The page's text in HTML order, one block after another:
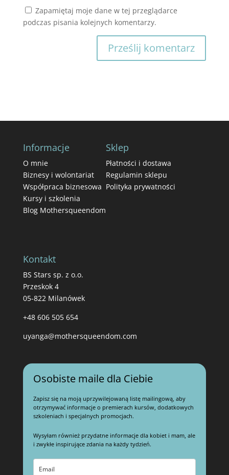
Zapamiętaj moje dane w tej przeglądarce
podczas pisania kolejnych komentarzy.
Informacje
O mnie
Biznesy i wolontariat
Współpraca biznesowa
Kursy i szkolenia
Blog Mothersqueendom
Sklep
Płatności i dostawa
Regulamin sklepu
Polityka prywatności
Kontakt
BS Stars sp. z o.o.
Przeskok 4
05-822 Milanówek
+48 606 505 654
uyanga@mothersqueendom.com
Osobiste maile dla Ciebie
Zapisz się na moją uprzywilejowaną listę mailingową, aby
otrzymywać informacje o premierach kursów, dodatkowych
szkoleniach i specjalnych promocjach.
Wysyłam również przydatne informacje dla kobiet i mam, ale
i zwykłe inspirujące zdania na każdy tydzień.